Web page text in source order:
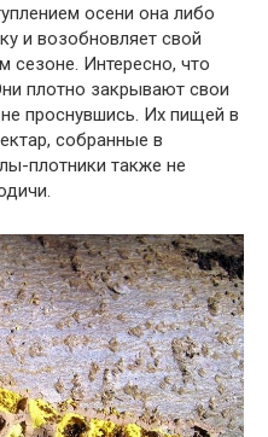
осени она либо
и возобновляет свой
Интересно, что
плотно закрывают свои
проснувшись. Их пищей в
собранные в
плотники также не